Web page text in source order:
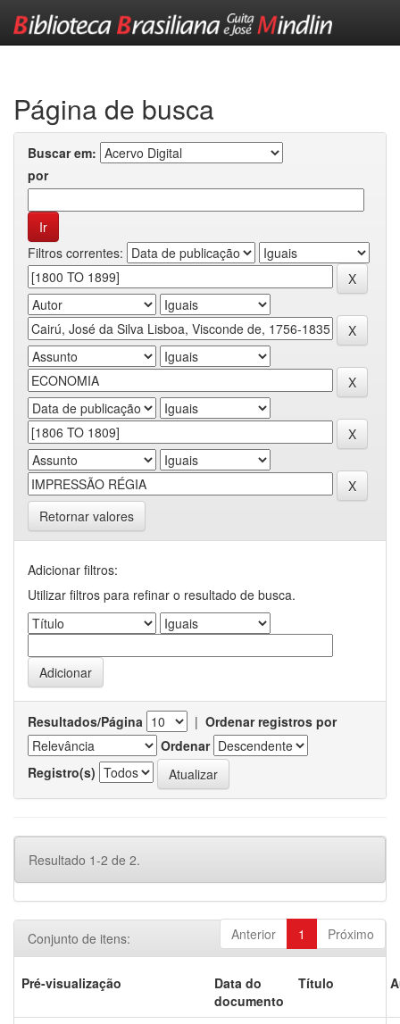
Página de busca
Buscar em:
por
Filtros correntes:
Retornar valores
Adicionar filtros:
Utilizar filtros para refinar o resultado de busca.
Resultados/Página | Ordenar registros por
Ordenar
Registro(s)
Resultado 1-2 de 2.
Anterior 1 Próximo
Conjunto de itens:
Pré-visualização
Data do
documento
Título